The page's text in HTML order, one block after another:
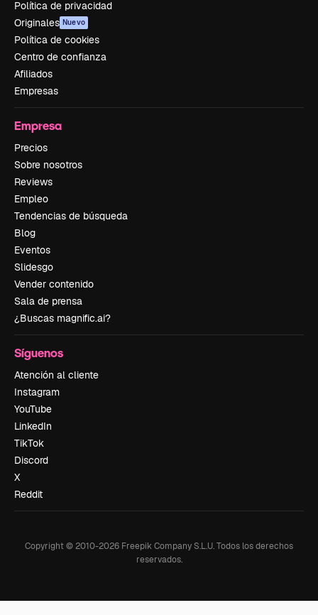
Política de privacidad
Originales Nuevo
Política de cookies
Centro de confianza
Afiliados
Empresas
Empresa
Precios
Sobre nosotros
Reviews
Empleo
Tendencias de búsqueda
Blog
Eventos
Slidesgo
Vender contenido
Sala de prensa
¿Buscas magnific.ai?
Síguenos
Atención al cliente
Instagram
YouTube
LinkedIn
TikTok
Discord
X
Reddit
Copyright © 2010-2026 Freepik Company S.L.U.Todos los derechos
reservados.